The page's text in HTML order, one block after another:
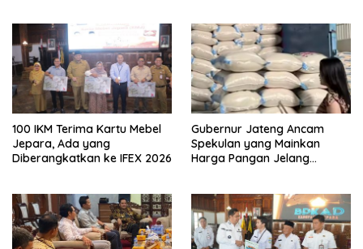
100 IKM Terima Kartu Mebel
Jepara, Ada yang
Diberangkatkan ke IFEX 2026
Gubernur Jateng Ancam
Spekulan yang Mainkan
Harga Pangan Jelang